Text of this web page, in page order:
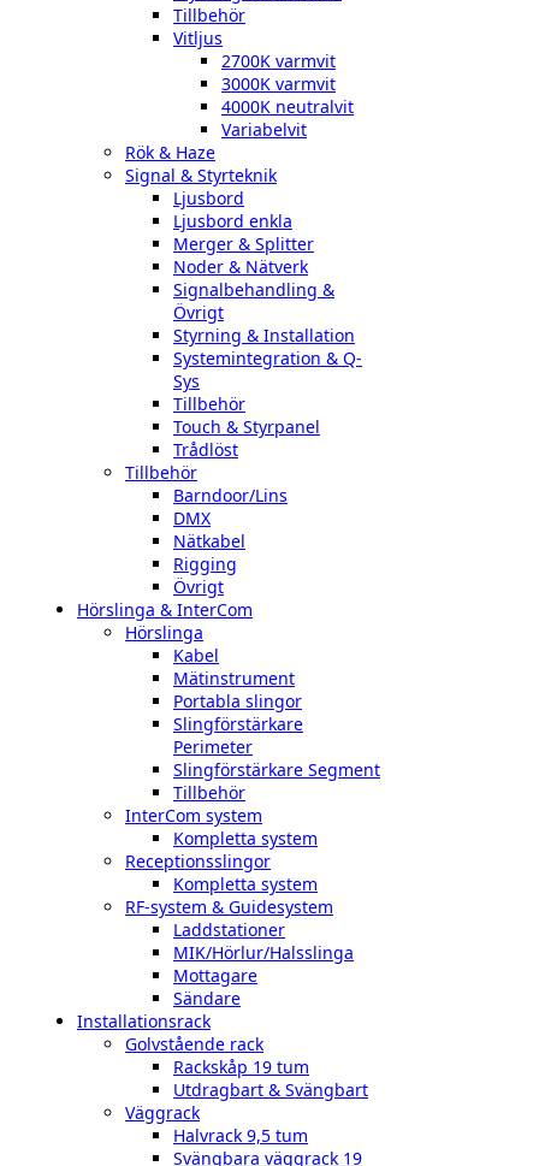
Tillbehör
Vitljus
2700K varmvit
3000K varmvit
4000K neutralvit
Variabelvit
Rök & Haze
Signal & Styrteknik
Ljusbord
Ljusbord enkla
Merger & Splitter
Noder & Nätverk
Signalbehandling &
Övrigt
Styrning & Installation
Systemintegration & Q-
Sys
Tillbehör
Touch & Styrpanel
Trådlöst
Tillbehör
Barndoor/Lins
DMX
Nätkabel
Rigging
Övrigt
Hörslinga & InterCom
Hörslinga
Kabel
Mätinstrument
Portabla slingor
Slingförstärkare
Perimeter
Slingförstärkare Segment
Tillbehör
InterCom system
Kompletta system
Receptionsslingor
Kompletta system
RF-system & Guidesystem
Laddstationer
MIK/Hörlur/Halsslinga
Mottagare
Sändare
Installationsrack
Golvstående rack
Rackskåp 19 tum
Utdragbart & Svängbart
Väggrack
Halvrack 9,5 tum
Svängbara väggrack 19